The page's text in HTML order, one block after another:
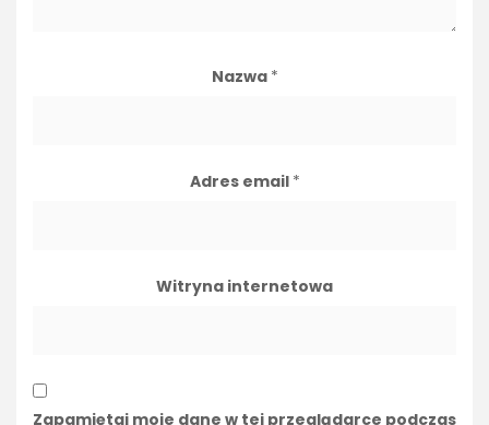
Nazwa *
Adres email *
Witryna internetowa
Zapamiętaj moje dane w tej przeglądarce podczas